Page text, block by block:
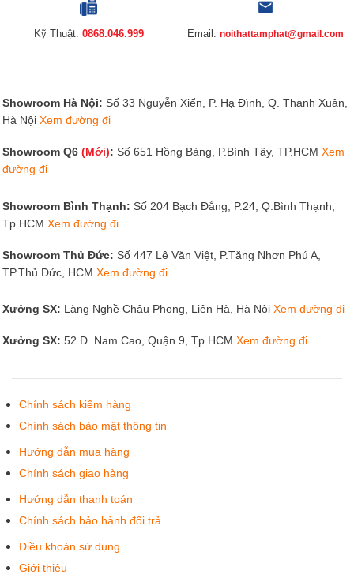
Kỹ Thuật: 0868.046.999 Email: noithattamphat@gmail.com
Showroom Hà Nội: Số 33 Nguyễn Xiển, P. Hạ Đình, Q. Thanh Xuân,
Hà Nội Xem đường đi
Showroom Q6 (Mới): Số 651 Hồng Bàng, P.Bình Tây, TP.HCM Xem
đường đi
Showroom Bình Thạnh: Số 204 Bạch Đằng, P.24, Q.Bình Thạnh,
Tp.HCM Xem đường đi
Showroom Thủ Đức: Số 447 Lê Văn Việt, P.Tăng Nhơn Phú A,
TP.Thủ Đức, HCM Xem đường đi
Xưởng SX: Làng Nghề Châu Phong, Liên Hà, Hà Nội Xem đường đi
Xưởng SX: 52 Đ. Nam Cao, Quận 9, Tp.HCM Xem đường đi
Chính sách kiểm hàng
Chính sách bảo mật thông tin
Hướng dẫn mua hàng
Chính sách giao hàng
Hướng dẫn thanh toán
Chính sách bảo hành đổi trả
Điều khoản sử dụng
Giới thiệu